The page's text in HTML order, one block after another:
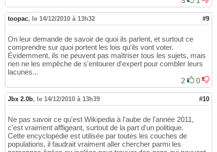
toopac, le 14/12/2010 à 13h32 #9
On leur demande de savoir de quoi ils parlent, et surtout ce
comprendre sur quoi portent les lois qu'ils vont voter.
Évidemment, ils ne peuvent pas maîtriser tous les sujets, mais
rien ne les empêche de s'entourer d'expert pour combler leurs
lacunes...
2
0
Jbx 2.0b, le 14/12/2010 à 13h39 #10
Ne pas savoir ce qu'est Wikipedia à l'aube de l'année 2011,
c'est vraiment affligeant, surtout de la part d'un politique.
Cette encyclopédie est utilisée par toutes les couches de
populations, il faudrait vraiment aller chercher parmi les